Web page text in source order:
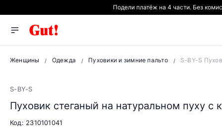
Подели платёж на 4 части. Без
Женщины Одежда Пуховики и зимние пальто
S-BY-S
S-BY-S
Пуховик стеганый на натуральном пуху
Код: 2310101041